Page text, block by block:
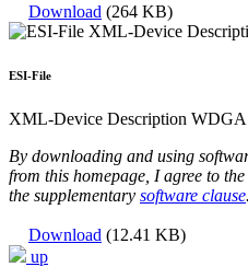
Download (264 KB)
ESI-File
XML-Device Description WDGA
By downloading and using
from this homepage, I agree to the
the supplementary software clause.
Download (12.41 KB)
up